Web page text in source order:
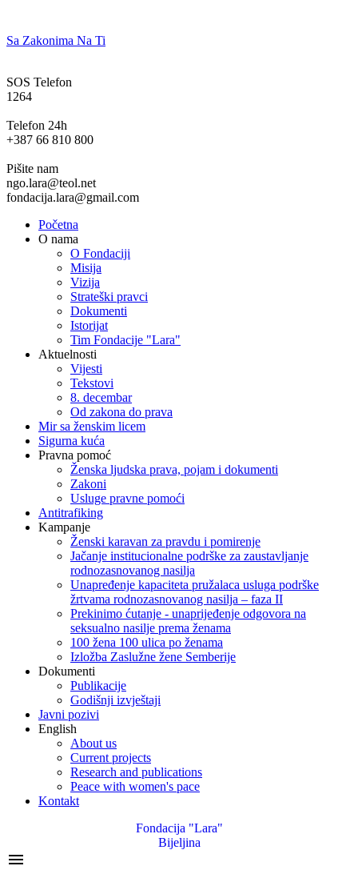
Sa Zakonima Na Ti
SOS Telefon
1264
Telefon 24h
+387 66 810 800
Pišite nam
ngo.lara@teol.net
fondacija.lara@gmail.com
Početna
O nama
O Fondaciji
Misija
Vizija
Strateški pravci
Dokumenti
Istorijat
Tim Fondacije "Lara"
Aktuelnosti
Vijesti
Tekstovi
8. decembar
Od zakona do prava
Mir sa ženskim licem
Sigurna kuća
Pravna pomoć
Ženska ljudska prava, pojam i dokumenti
Zakoni
Usluge pravne pomoći
Antitrafiking
Kampanje
Ženski karavan za pravdu i pomirenje
Jačanje institucionalne podrške za zaustavljanje
rodnozasnovanog nasilja
Unapređenje kapaciteta pružalaca usluga podrške
žrtvama rodnozasnovanog nasilja – faza II
Prekinimo ćutanje - unaprijeđenje odgovora na
seksualno nasilje prema ženama
100 žena 100 ulica po ženama
Izložba Zaslužne žene Semberije
Dokumenti
Publikacije
Godišnji izvještaji
Javni pozivi
English
About us
Current projects
Research and publications
Peace with women's pace
Kontakt
Fondacija "Lara"
Bijeljina
